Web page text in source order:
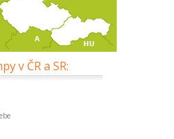
v ČR a SR: